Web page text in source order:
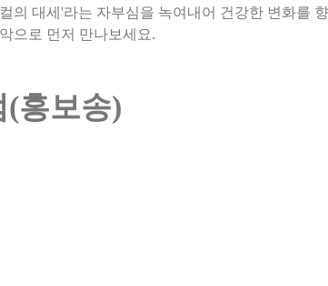
의 대세'라는 자부심을 녹여내어 건강한 변화를
으로 먼저 만나보세요.
홍보송)